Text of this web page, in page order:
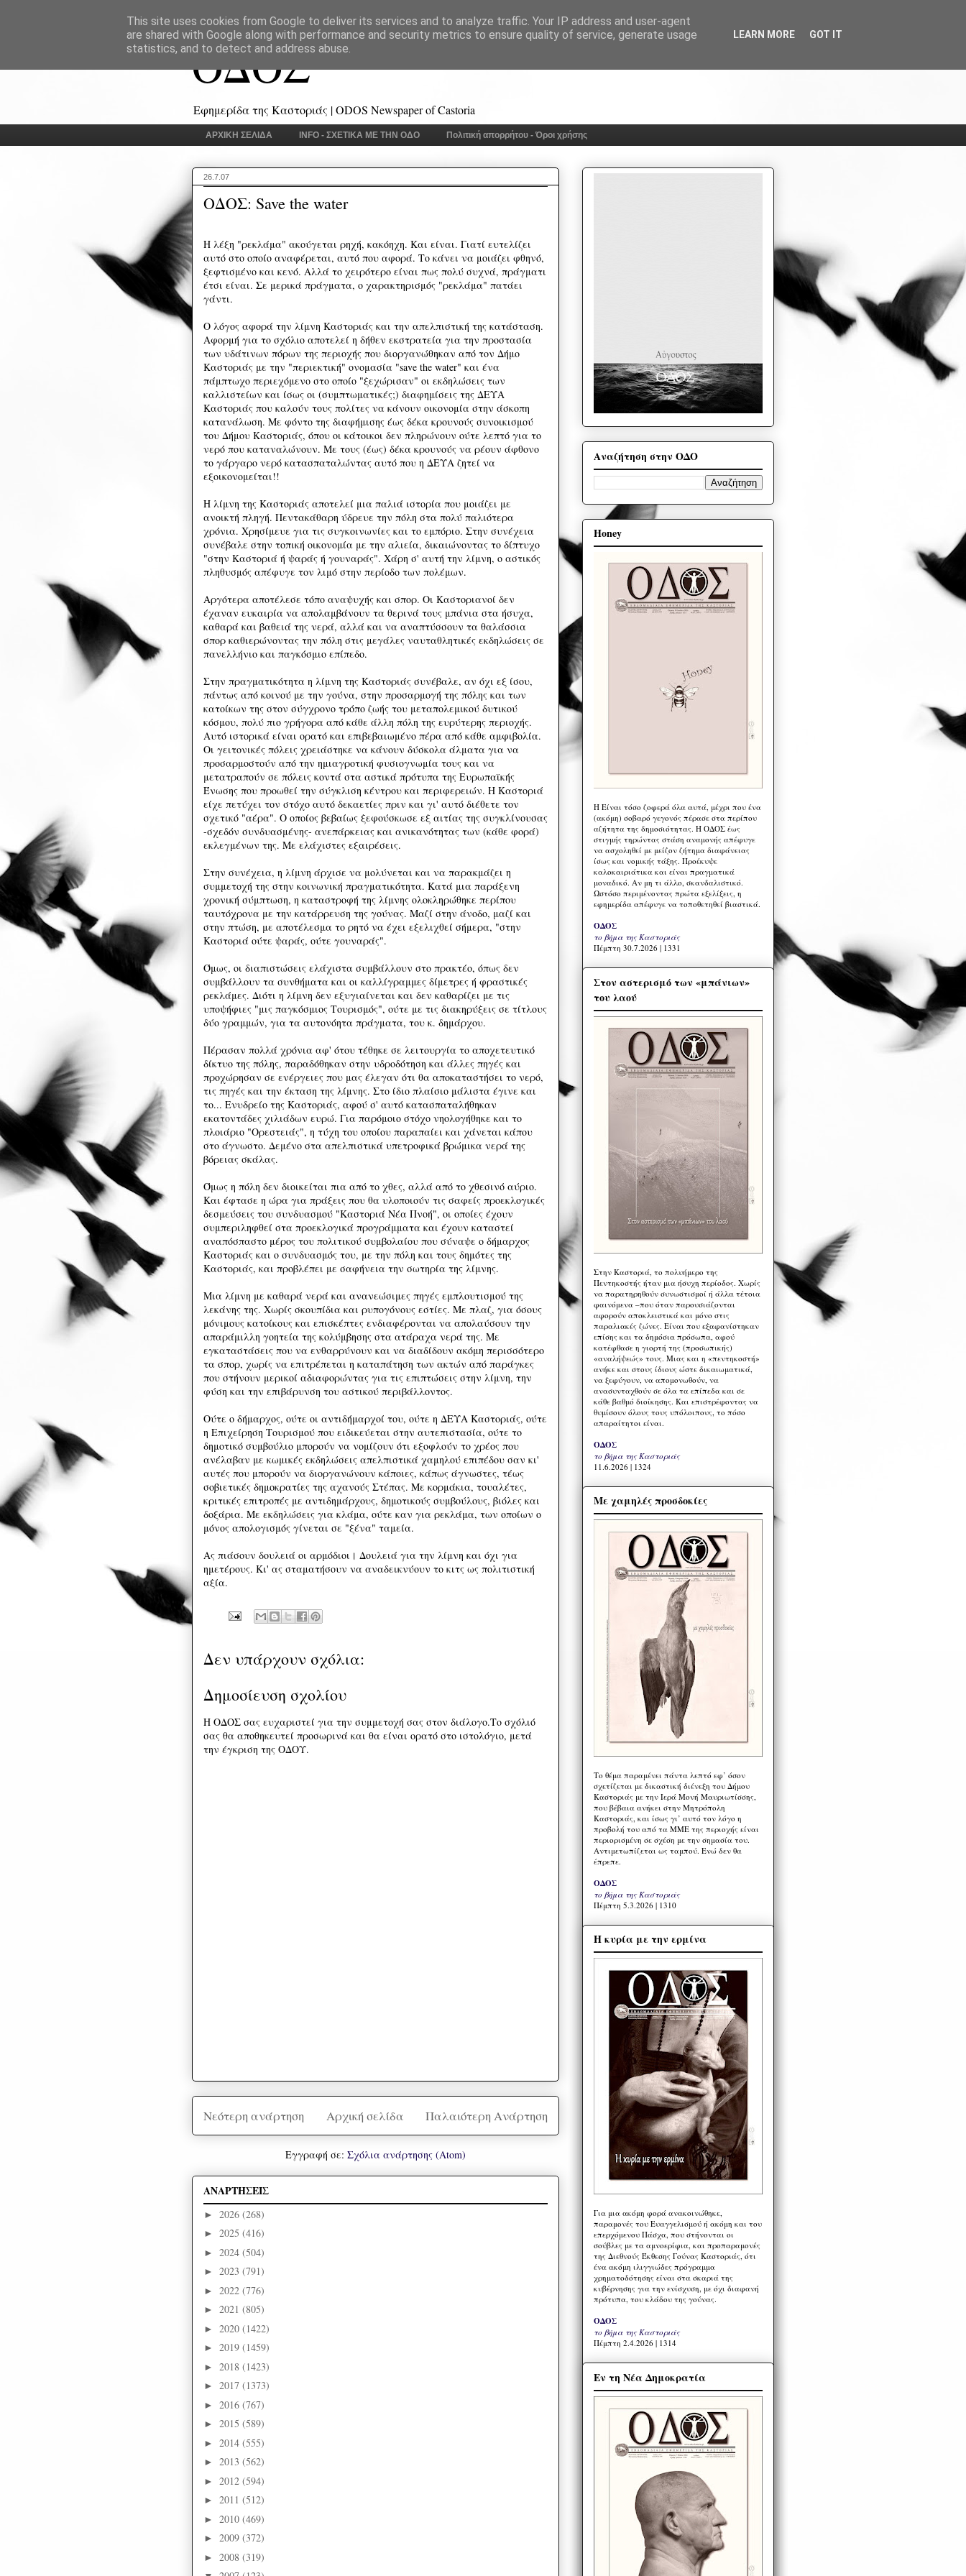
ΟΔΟΣ
Εφημερίδα της Καστοριάς | ODOS Newspaper of Castoria
ΑΡΧΙΚΗ ΣΕΛΙΔΑ INFO - ΣΧΕΤΙΚΑ ΜΕ ΤΗΝ ΟΔΟ Πολιτική απορρήτου - Όροι χρήσης
26.7.07
ΟΔΟΣ: Save the water
Η λέξη "ρεκλάμα" ακούγεται ρηχή, κακόηχη. Και είναι. Γιατί ευτελίζει
αυτό στο οποίο αναφέρεται, αυτό που αφορά. Το κάνει να μοιάζει φθηνό,
ξεφτισμένο και κενό. Αλλά το χειρότερο είναι πως πολύ συχνά, πράγματι
έτσι είναι. Σε μερικά πράγματα, ο χαρακτηρισμός "ρεκλάμα" πατάει
γάντι.
Ο λόγος αφορά την λίμνη Καστοριάς και την απελπιστική της κατάσταση.
Αφορμή για το σχόλιο αποτελεί η δήθεν εκστρατεία για την προστασία
των υδάτινων πόρων της περιοχής που διοργανώθηκαν από τον Δήμο
Καστοριάς με την "περιεκτική" ονομασία "save the water" και ένα
πάμπτωχο περιεχόμενο στο οποίο "ξεχώρισαν" οι εκδηλώσεις των
καλλιστείων και ίσως οι (συμπτωματικές;) διαφημίσεις της ΔΕΥΑ
Καστοριάς που καλούν τους πολίτες να κάνουν οικονομία στην άσκοπη
κατανάλωση. Με φόντο της διαφήμισης έως δέκα κρουνούς συνοικισμού
του Δήμου Καστοριάς, όπου οι κάτοικοι δεν πληρώνουν ούτε λεπτό για το
νερό που καταναλώνουν. Με τους (έως) δέκα κρουνούς να ρέουν άφθονο
το γάργαρο νερό κατασπαταλώντας αυτό που η ΔΕΥΑ ζητεί να
εξοικονομείται!!
Η λίμνη της Καστοριάς αποτελεί μια παλιά ιστορία που μοιάζει με
ανοικτή πληγή. Πεντακάθαρη ύδρευε την πόλη στα πολύ παλιότερα
χρόνια. Χρησίμευε για τις συγκοινωνίες και το εμπόριο. Στην συνέχεια
συνέβαλε στην τοπική οικονομία με την αλιεία, δικαιώνοντας το δίπτυχο
"στην Καστοριά ή ψαράς ή γουναράς". Χάρη σ' αυτή την λίμνη, ο αστικός
πληθυσμός απέφυγε τον λιμό στην περίοδο των πολέμων.
Αργότερα αποτέλεσε τόπο αναψυχής και σπορ. Οι Καστοριανοί δεν
έχαναν ευκαιρία να απολαμβάνουν τα θερινά τους μπάνια στα ήσυχα,
καθαρά και βαθειά της νερά, αλλά και να αναπτύσσουν τα θαλάσσια
σπορ καθιερώνοντας την πόλη στις μεγάλες ναυταθλητικές εκδηλώσεις σε
πανελλήνιο και παγκόσμιο επίπεδο.
Στην πραγματικότητα η λίμνη της Καστοριάς συνέβαλε, αν όχι εξ ίσου,
πάντως από κοινού με την γούνα, στην προσαρμογή της πόλης και των
κατοίκων της στον σύγχρονο τρόπο ζωής του μεταπολεμικού δυτικού
κόσμου, πολύ πιο γρήγορα από κάθε άλλη πόλη της ευρύτερης περιοχής.
Αυτό ιστορικά είναι ορατό και επιβεβαιωμένο πέρα από κάθε αμφιβολία.
Οι γειτονικές πόλεις χρειάστηκε να κάνουν δύσκολα άλματα για να
προσαρμοστούν από την ημιαγροτική φυσιογνωμία τους και να
μετατραπούν σε πόλεις κοντά στα αστικά πρότυπα της Ευρωπαϊκής
Ένωσης που προωθεί την σύγκλιση κέντρου και περιφερειών. Η Καστοριά
είχε πετύχει τον στόχο αυτό δεκαετίες πριν και γι' αυτό διέθετε τον
σχετικό "αέρα". Ο οποίος βεβαίως ξεφούσκωσε εξ αιτίας της συγκλίνουσας
-σχεδόν συνδυασμένης- ανεπάρκειας και ανικανότητας των (κάθε φορά)
εκλεγμένων της. Με ελάχιστες εξαιρέσεις.
Στην συνέχεια, η λίμνη άρχισε να μολύνεται και να παρακμάζει η
συμμετοχή της στην κοινωνική πραγματικότητα. Κατά μια παράξενη
χρονική σύμπτωση, η καταστροφή της λίμνης ολοκληρώθηκε περίπου
ταυτόχρονα με την κατάρρευση της γούνας. Μαζί στην άνοδο, μαζί και
στην πτώση, με αποτέλεσμα το ρητό να έχει εξελιχθεί σήμερα, "στην
Καστοριά ούτε ψαράς, ούτε γουναράς".
Όμως, οι διαπιστώσεις ελάχιστα συμβάλλουν στο πρακτέο, όπως δεν
συμβάλλουν τα συνθήματα και οι καλλίγραμμες δίμετρες ή φραστικές
ρεκλάμες. Διότι η λίμνη δεν εξυγιαίνεται και δεν καθαρίζει με τις
υποψήφιες "μις παγκόσμιος Τουρισμός", ούτε με τις διακηρύξεις σε τίτλους
δύο γραμμών, για τα αυτονόητα πράγματα, του κ. δημάρχου.
Πέρασαν πολλά χρόνια αφ' ότου τέθηκε σε λειτουργία το αποχετευτικό
δίκτυο της πόλης, παραδόθηκαν στην υδροδότηση και άλλες πηγές και
προχώρησαν σε ενέργειες που μας έλεγαν ότι θα αποκαταστήσει το νερό,
τις πηγές και την έκταση της λίμνης. Στο ίδιο πλαίσιο μάλιστα έγινε και
το... Ενυδρείο της Καστοριάς, αφού σ' αυτό κατασπαταλήθηκαν
εκατοντάδες χιλιάδων ευρώ. Για παρόμοιο στόχο νηολογήθηκε και το
πλοιάριο "Ορεστειάς", η τύχη του οποίου παραπαίει και χάνεται κάπου
στο άγνωστο. Δεμένο στα απελπιστικά υπετροφικά βρώμικα νερά της
βόρειας σκάλας.
Όμως η πόλη δεν διοικείται πια από το χθες, αλλά από το χθεσινό αύριο.
Και έφτασε η ώρα για πράξεις που θα υλοποιούν τις σαφείς προεκλογικές
δεσμεύσεις του συνδυασμού "Καστοριά Νέα Πνοή", οι οποίες έχουν
συμπεριληφθεί στα προεκλογικά προγράμματα και έχουν καταστεί
αναπόσπαστο μέρος του πολιτικού συμβολαίου που σύναψε ο δήμαρχος
Καστοριάς και ο συνδυασμός του, με την πόλη και τους δημότες της
Καστοριάς, και προβλέπει με σαφήνεια την σωτηρία της λίμνης.
Μια λίμνη με καθαρά νερά και ανανεώσιμες πηγές εμπλουτισμού της
λεκάνης της. Χωρίς σκουπίδια και ρυπογόνους εστίες. Με πλαζ, για όσους
μόνιμους κατοίκους και επισκέπτες ενδιαφέρονται να απολαύσουν την
απαράμιλλη γοητεία της κολύμβησης στα ατάραχα νερά της. Με
εγκαταστάσεις που να ενθαρρύνουν και να διαδίδουν ακόμη περισσότερο
τα σπορ, χωρίς να επιτρέπεται η καταπάτηση των ακτών από παράγκες
που στήνουν μερικοί αδιαφορώντας για τις επιπτώσεις στην λίμνη, την
φύση και την επιβάρυνση του αστικού περιβάλλοντος.
Ούτε ο δήμαρχος, ούτε οι αντιδήμαρχοί του, ούτε η ΔΕΥΑ Καστοριάς, ούτε
η Επιχείρηση Τουρισμού που ειδικεύεται στην αυτεπιστασία, ούτε το
δημοτικό συμβούλιο μπορούν να νομίζουν ότι εξοφλούν το χρέος που
ανέλαβαν με κωμικές εκδηλώσεις απελπιστικά χαμηλού επιπέδου σαν κι'
αυτές που μπορούν να διοργανώνουν κάποιες, κάπως άγνωστες, τέως
σοβιετικές δημοκρατίες της αχανούς Στέπας. Με κορμάκια, τουαλέτες,
κριτικές επιτροπές με αντιδημάρχους, δημοτικούς συμβούλους, βιόλες και
δοξάρια. Με εκδηλώσεις για κλάμα, ούτε καν για ρεκλάμα, των οποίων ο
μόνος απολογισμός γίνεται σε "ξένα" ταμεία.
Ας πιάσουν δουλειά οι αρμόδιοι। Δουλειά για την λίμνη και όχι για
ημετέρους. Κι' ας σταματήσουν να αναδεικνύουν το κιτς ως πολιτιστική
αξία.
Δεν υπάρχουν σχόλια:
Δημοσίευση σχολίου
Η ΟΔΟΣ σας ευχαριστεί για την συμμετοχή σας στον διάλογο.Το σχόλιό
σας θα αποθηκευτεί προσωρινά και θα είναι ορατό στο ιστολόγιο, μετά
την έγκριση της ΟΔΟΥ.
Νεότερη ανάρτηση Παλαιότερη Ανάρτηση
Αρχική σελίδα
Εγγραφή σε: Σχόλια ανάρτησης (Atom)
ΑΝΑΡΤΗΣΕΙΣ
► 2026 (268)
► 2025 (416)
► 2024 (504)
► 2023 (791)
► 2022 (776)
► 2021 (805)
► 2020 (1422)
► 2019 (1459)
► 2018 (1423)
► 2017 (1373)
► 2016 (767)
► 2015 (589)
► 2014 (555)
► 2013 (562)
► 2012 (594)
► 2011 (512)
► 2010 (469)
► 2009 (372)
► 2008 (319)
Αναζήτηση στην ΟΔΟ
Honey
Η Eίναι τόσο ζοφερά όλα αυτά, μέχρι που ένα
(ακόμη) σοβαρό γεγονός πέρασε στα περίπου
αζήτητα της δημοσιότητας. Η ΟΔΟΣ έως
στιγμής τηρώντας στάση αναμονής απέφυγε
να ασχοληθεί με μείζον ζήτημα διαφάνειας
ίσως και νομικής τάξης. Προέκυψε
καλοκαιριάτικα και είναι πραγματικά
μοναδικό. Αν μη τι άλλο, σκανδαλιστικό.
Ωστόσο περιμένοντας πρώτα εξελίξεις, η
εφημερίδα απέφυγε να τοποθετηθεί βιαστικά.
ΟΔΟΣ
το βήμα της Καστοριάς
Πέμπτη 30.7.2026 | 1331
Στον αστερισμό των «μπάνιων»
του λαού
Στην Καστοριά, το πολυήμερο της
Πεντηκοστής ήταν μια ήσυχη περίοδος. Χωρίς
να παρατηρηθούν συνωστισμοί ή άλλα τέτοια
φαινόμενα –που όταν παρουσιάζονται
αφορούν αποκλειστικά και μόνο στις
παραλιακές ζώνες. Είναι που εξαφανίστηκαν
επίσης και τα δημόσια πρόσωπα, αφού
κατέφθασε η γιορτή της (προσωπικής)
«αναλήψεώς» τους. Μιας και η «πεντηκοστή»
ανήκε και στους ίδιους ώστε δικαιωματικά,
να ξεφύγουν, να απομονωθούν, να
ανασυνταχθούν σε όλα τα επίπεδα και σε
κάθε βαθμό διοίκησης. Και επιστρέφοντας να
θυμίσουν όλους τους υπόλοιπους, το πόσο
απαραίτητοι είναι.
ΟΔΟΣ
το βήμα της Καστοριάς
11.6.2026 | 1324
Με χαμηλές προσδοκίες
Το θέμα παραμένει πάντα λεπτό εφ’ όσον
σχετίζεται με δικαστική διένεξη του Δήμου
Καστοριάς με την Ιερά Μονή Μαυριωτίσσης,
που βέβαια ανήκει στην Μητρόπολη
Καστοριάς, και ίσως γι’ αυτό τον λόγο η
προβολή του από τα ΜΜΕ της περιοχής είναι
περιορισμένη σε σχέση με την σημασία του.
Αντιμετωπίζεται ως ταμπού. Ενώ δεν θα
έπρεπε.
ΟΔΟΣ
το βήμα της Καστοριάς
Πέμπτη 5.3.2026 | 1310
Η κυρία με την ερμίνα
Για μια ακόμη φορά ανακοινώθηκε,
παραμονές του Ευαγγελισμού ή ακόμη και του
επερχόμενου Πάσχα, που στήνονται οι
σούβλες με τα αμνοερίφια, και προπαραμονές
της Διεθνούς Έκθεσης Γούνας Καστοριάς, ότι
ένα ακόμη ιλιγγιώδες πρόγραμμα
χρηματοδότησης είναι στα σκαριά της
κυβέρνησης για την ενίσχυση, με όχι διαφανή
πρότυπα, του κλάδου της γούνας.
ΟΔΟΣ
το βήμα της Καστοριάς
Πέμπτη 2.4.2026 | 1314
Εν τη Νέα Δημοκρατία
This site uses cookies from Google to deliver its services and to analyze traffic. Your IP address and user-agent
are shared with Google along with performance and security metrics to ensure quality of service, generate usage
statistics, and to detect and address abuse.
LEARN MORE GOT IT